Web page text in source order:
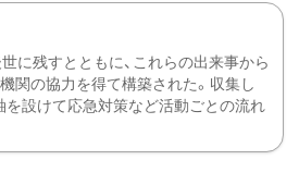
に残すとともに、これらの出来事から
関の協力を得て構築された。収集し
を設けて応急対策など活動ごとの流れ